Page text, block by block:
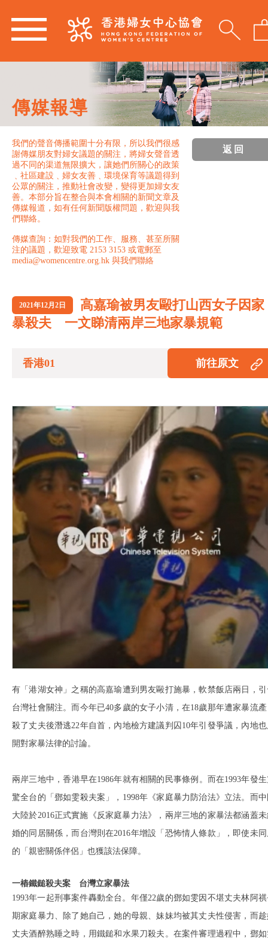
傳媒報導
我們的聲音傳播範圍十分有限，所以我們很感
謝傳媒朋友對婦女議題的關注，將婦女聲音透
過不同的渠道無限擴大，讓她們所關心的政策
﹑社區建設﹑婦女友善﹑環境保育等議題得到
公眾的關注，推動社會改變，變得更加婦女友
善。本部分旨在整合與本會相關的新聞文章及
傳媒報道，如有任何新聞版權問題，歡迎與我
們聯絡。
傳媒查詢：如對我們的工作、服務、甚至所關
注的議題，歡迎致電 2153 3153 或電郵至
media@womencentre.org.hk 與我們聯絡
返回
2021年12月2日
高嘉瑜被男友毆打山西女子因家
暴殺夫 一文睇清兩岸三地家暴規範
香港01 前往原文
有「港湖女神」之稱的高嘉瑜遭到男友毆打施暴，軟禁飯店兩日，
台灣社會關注。而今年已40多歲的女子小清，在18歲那年遭家暴流
殺了丈夫後潛逃22年自首，內地檢方建議判囚10年引發爭議，內地
開對家暴法律的討論。
兩岸三地中，香港早在1986年就有相關的民事條例。而在1993年發
驚全台的「鄧如雯殺夫案」，1998年《家庭暴力防治法》立法。而
大陸於2016正式實施《反家庭暴力法》，兩岸三地的家暴法都涵蓋
婚的同居關係，而台灣則在2016年增設「恐怖情人條款」，即使未
的「親密關係伴侶」也獲該法保障。
一樁鐵鎚殺夫案 台灣立家暴法
1993年一起刑事案件轟動全台。年僅22歲的鄧如雯因不堪丈夫林阿
期家庭暴力、除了她自己，她的母親、妹妹均被其丈夫性侵害，而
丈夫酒醉熟睡之時，用鐵鎚和水果刀殺夫。在案件審理過程中，鄧